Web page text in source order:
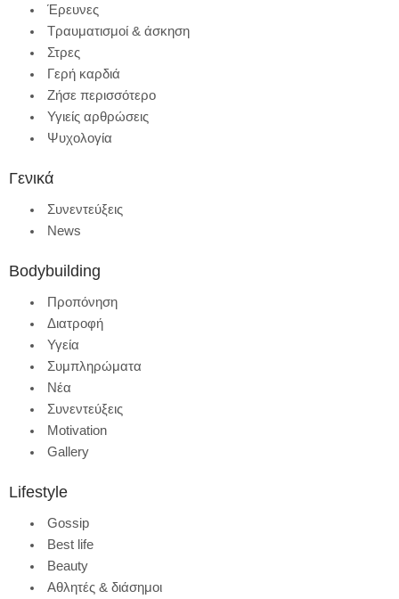
Έρευνες
Τραυματισμοί & άσκηση
Στρες
Γερή καρδιά
Ζήσε περισσότερο
Υγιείς αρθρώσεις
Ψυχολογία
Γενικά
Συνεντεύξεις
News
Bodybuilding
Προπόνηση
Διατροφή
Υγεία
Συμπληρώματα
Νέα
Συνεντεύξεις
Motivation
Gallery
Lifestyle
Gossip
Best life
Beauty
Αθλητές & διάσημοι